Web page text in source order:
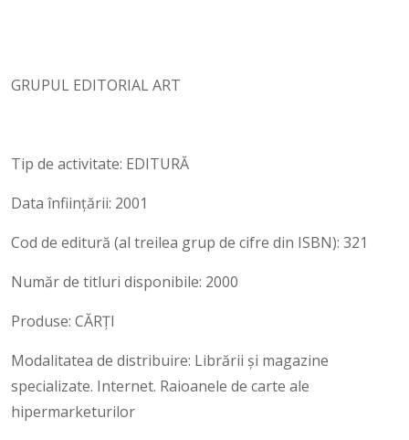
GRUPUL EDITORIAL ART
Tip de activitate: EDITURĂ
Data înființării: 2001
Cod de editură (al treilea grup de cifre din ISBN): 321
Număr de titluri disponibile: 2000
Produse: CĂRȚI
Modalitatea de distribuire: Librării și magazine
specializate. Internet. Raioanele de carte ale
hipermarketurilor